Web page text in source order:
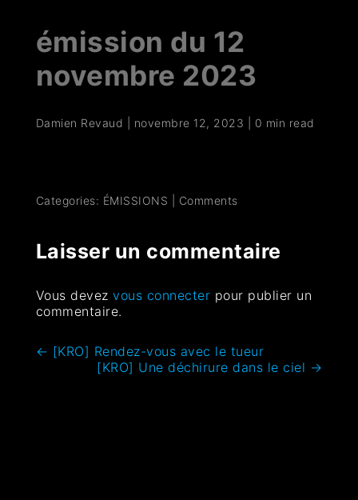
émission du 12
novembre 2023
Damien Revaud novembre 12, 2023 0 min read
Categories: ÉMISSIONS Comments
Laisser un commentaire
Vous devezvous connecter pour publier un
commentaire.
← [KRO] Rendez-vous avec le tueur
[KRO] Une déchirure dans le ciel →